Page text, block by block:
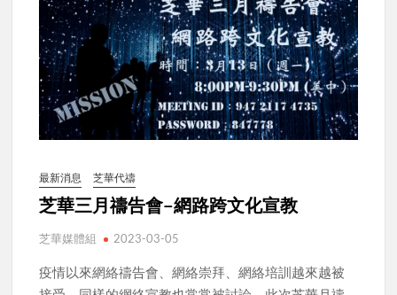
最新消息 芝華代禱
芝華三月禱告會–網路跨文化宣教
芝華媒體組 2023-03-05
疫情以來網絡禱告會、網絡崇拜、網絡培訓越來越被